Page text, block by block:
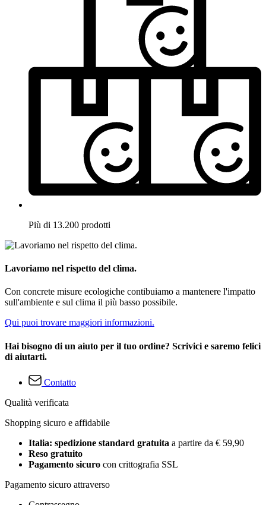
Più di 13.200 prodotti
Lavoriamo nel rispetto del clima.
Con concrete misure ecologiche contibuiamo a mantenere l'impatto
sull'ambiente e sul clima il più basso possibile.
Qui puoi trovare maggiori informazioni.
Hai bisogno di un aiuto per il tuo ordine? Scrivici e saremo felici
di aiutarti.
Contatto
Qualità verificata
Shopping sicuro e affidabile
Italia: spedizione standard gratuita a partire da € 59,90
Reso gratuito
Pagamento sicuro con crittografia SSL
Pagamento sicuro attraverso